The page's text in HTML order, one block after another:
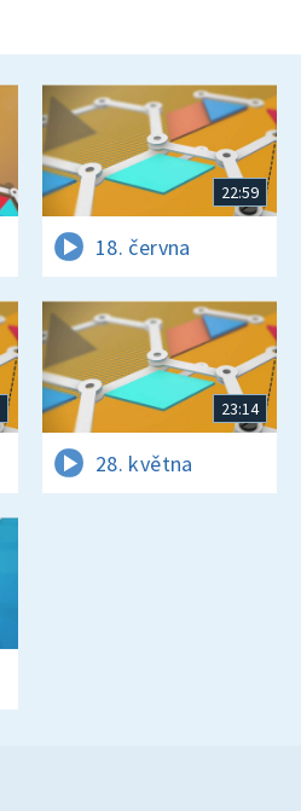
22:59
18. června
23:14
28. května